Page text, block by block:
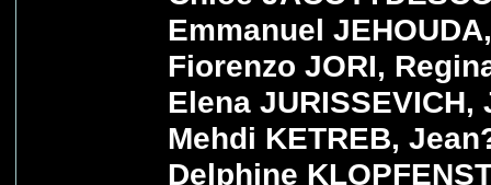
Emmanuel
Fiorenzo JORI,
Elena JURISSEVICH,
Mehdi KETREB,
Delphine